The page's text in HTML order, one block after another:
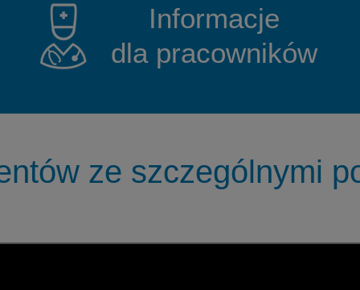
Informacje
dla pracowników
ze szczególnymi